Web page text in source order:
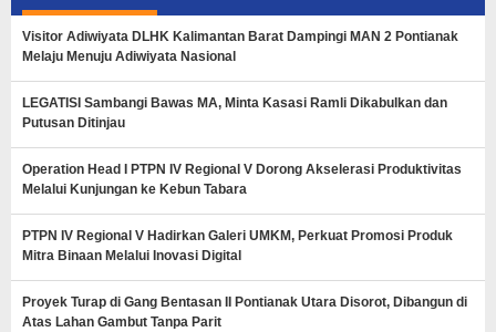
Visitor Adiwiyata DLHK Kalimantan Barat Dampingi MAN 2 Pontianak
Melaju Menuju Adiwiyata Nasional
LEGATISI Sambangi Bawas MA, Minta Kasasi Ramli Dikabulkan dan
Putusan Ditinjau
Operation Head I PTPN IV Regional V Dorong Akselerasi Produktivitas
Melalui Kunjungan ke Kebun Tabara
PTPN IV Regional V Hadirkan Galeri UMKM, Perkuat Promosi Produk
Mitra Binaan Melalui Inovasi Digital
Proyek Turap di Gang Bentasan II Pontianak Utara Disorot, Dibangun di
Atas Lahan Gambut Tanpa Parit